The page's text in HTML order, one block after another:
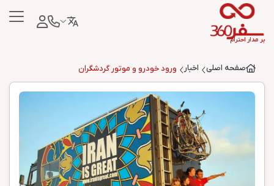
بر مدار احترام
صفحه اصلی اخبار ورود خودرو و موتور گردشگران